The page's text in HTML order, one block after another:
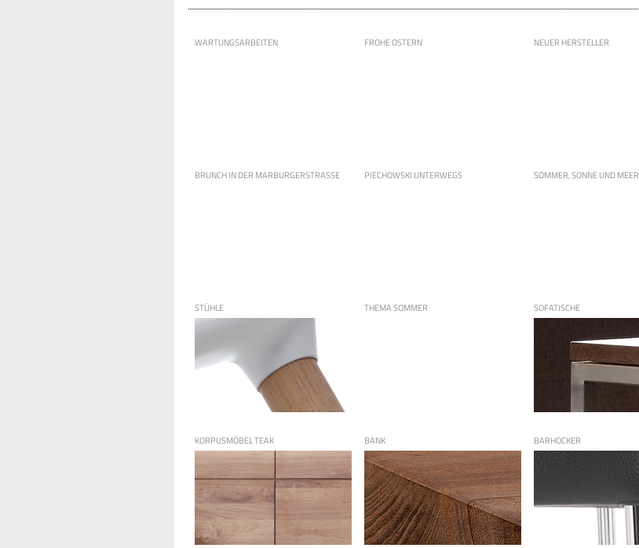
WARTUNGSARBEITEN FROHE OSTERN NEUER HERSTELLER
BRUNCH IN DER MARBURGERSTRASSE PIECHOWSKI UNTERWEGS SOMMER, SONNE UND MEER
STÜHLE THEMA SOMMER SOFATISCHE
KORPUSMÖBEL TEAK BANK BARHOCKER